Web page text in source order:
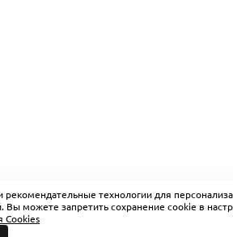
технологии для
Вы можете запретить сохранение cookie в
Cookies